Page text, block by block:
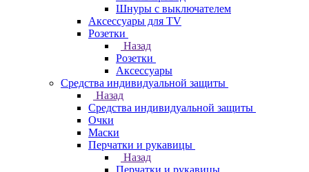
Шнуры с выключателем
Аксессуары для TV
Розетки
Назад
Розетки
Аксессуары
Средства индивидуальной защиты
Назад
Средства индивидуальной защиты
Очки
Маски
Перчатки и рукавицы
Назад
Перчатки и рукавицы